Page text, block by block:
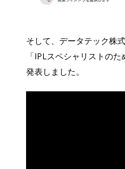
そして、データテック株
「IPLスペシャリストの
発表しました。